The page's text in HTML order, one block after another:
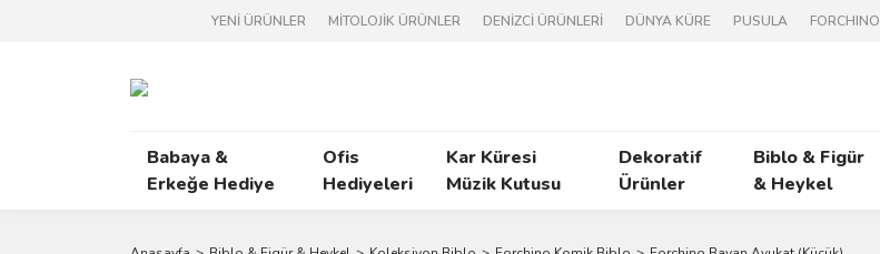
YENİ ÜRÜNLER MİTOLOJİK ÜRÜNLER DENİZCİ ÜRÜNLERİ DÜNYA KÜRE PUSULA FORCHINO
Babaya &
Erkeğe Hediye
Ofis
Hediyeleri
Kar Küresi
Müzik Kutusu
Dekoratif
Ürünler
Biblo & Figür
& Heykel